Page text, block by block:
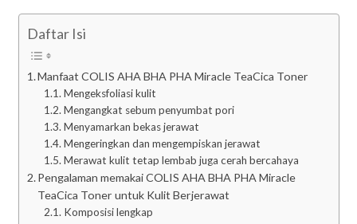
Daftar Isi
Manfaat COLIS AHA BHA PHA Miracle TeaCica Toner
Mengeksfoliasi kulit
Mengangkat sebum penyumbat pori
Menyamarkan bekas jerawat
Mengeringkan dan mengempiskan jerawat
Merawat kulit tetap lembab juga cerah bercahaya
Pengalaman memakai COLIS AHA BHA PHA Miracle
TeaCica Toner untuk Kulit Berjerawat
Komposisi lengkap